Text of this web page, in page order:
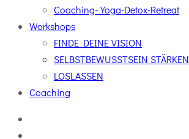
Coaching-Yoga-Detox-Retreat
Workshops
FINDE DEINE VISION
SELBSTBEWUSSTSEIN STÄRKEN
LOSLASSEN
Coaching